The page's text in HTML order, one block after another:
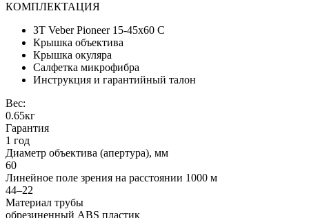
КОМПЛЕКТАЦИЯ
ЗТ Veber Pioneer 15-45x60 С
Крышка объектива
Крышка окуляра
Салфетка микрофибра
Инструкция и гарантийный талон
Вес:
0.65кг
Гарантия
1 год
Диаметр объектива (апертура), мм
60
Линейное поле зрения на расстоянии 1000 м
44–22
Материал трубы
обрезиненный ABS пластик